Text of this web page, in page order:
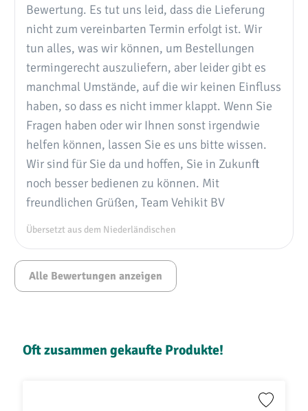
Bewertung. Es tut uns leid, dass die Lieferung
nicht zum vereinbarten Termin erfolgt ist. Wir
tun alles, was wir können, um Bestellungen
termingerecht auszuliefern, aber leider gibt es
manchmal Umstände, auf die wir keinen Einfluss
haben, so dass es nicht immer klappt. Wenn Sie
Fragen haben oder wir Ihnen sonst irgendwie
helfen können, lassen Sie es uns bitte wissen.
Wir sind für Sie da und hoffen, Sie in Zukunft
noch besser bedienen zu können. Mit
freundlichen Grüßen, Team Vehikit BV
Übersetzt aus dem Niederländischen
Alle Bewertungen anzeigen
Oft zusammen gekaufte Produkte!